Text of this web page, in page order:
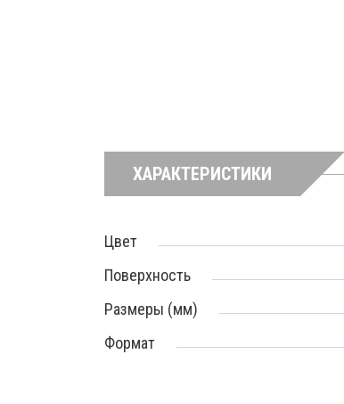
ХАРАКТЕРИСТИКИ
Цвет
Поверхность
Размеры (мм)
Формат